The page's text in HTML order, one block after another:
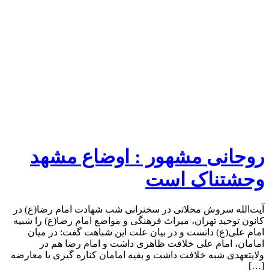
روحانی مشهور : اوضاع مشهد
وحشتناک است
آیت‌الله سروش محلاتی در سخنرانی شب شهادت امام رضا(ع) در
کانون توحید تهران، میراث فرهنگی و مواضع امام رضا(ع) را شبیه
امام علی(ع) دانست و در بیان علت این شباهت گفت: در میان
امامان، امام علی خلافت ظاهری داشت و امام رضا هم در
ولایتعهدی شبه خلافت داشت و بقیه امامان کناره گیری یا معارضه
[…]